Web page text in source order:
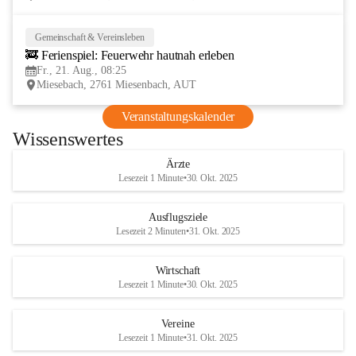
Gemeinschaft & Vereinsleben
🚒 Ferienspiel: Feuerwehr hautnah erleben
Fr., 21. Aug., 08:25
Miesebach, 2761 Miesenbach, AUT
Veranstaltungskalender
Wissenswertes
Ärzte
Lesezeit 1 Minute•30. Okt. 2025
Ausflugsziele
Lesezeit 2 Minuten•31. Okt. 2025
Wirtschaft
Lesezeit 1 Minute•30. Okt. 2025
Vereine
Lesezeit 1 Minute•31. Okt. 2025